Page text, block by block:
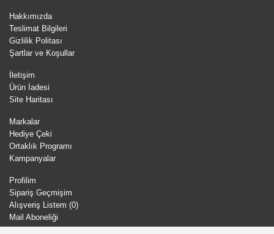
Hakkımızda
Teslimat Bilgileri
Gizlilik Politası
Şartlar ve Koşullar
İletişim
Ürün İadesi
Site Haritası
Markalar
Hediye Çeki
Ortaklık Programı
Kampanyalar
Profilim
Sipariş Geçmişim
Alışveriş Listem (0)
Mail Aboneliği